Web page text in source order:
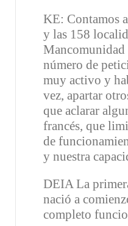
KE: Contamos
y las 158
Mancomunidad
número de
muy activo y
vez, apartar
que aclarar
francés, que
de
y nuestra
DEIA La
nació a
completo